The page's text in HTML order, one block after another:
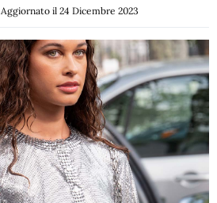
Aggiornato il 24 Dicembre 2023